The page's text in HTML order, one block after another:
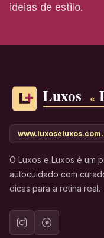
ideias de estilo.
O Luxos e Luxos é um
autocuidado com
dicas para a rotina real.